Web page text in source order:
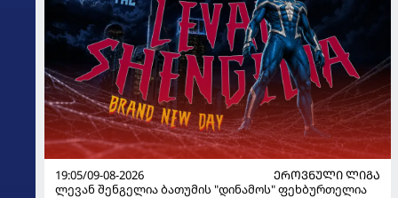
19:05/09-08-2026
ᲔᲠᲝᲕᲜᲣᲚᲘ ᲚᲘᲒᲐ
ლევან შენგელია ბათუმის "დინამოს" ფეხბურთელია